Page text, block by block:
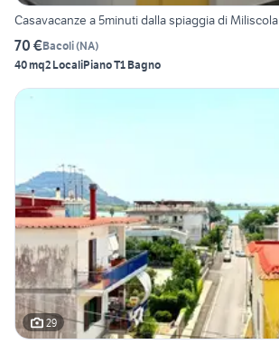
Casavacanze a 5minuti dalla spiaggia di Miliscola
70 €Bacoli(NA)
40 mq2 LocaliPiano T1 Bagno
29